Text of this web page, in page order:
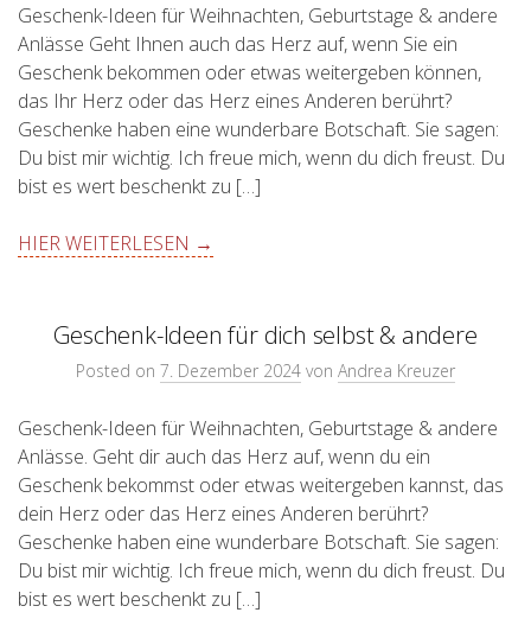
Geschenk-Ideen für Weihnachten, Geburtstage & andere
Anlässe Geht Ihnen auch das Herz auf, wenn Sie ein
Geschenk bekommen oder etwas weitergeben können,
das Ihr Herz oder das Herz eines Anderen berührt?
Geschenke haben eine wunderbare Botschaft. Sie sagen:
Du bist mir wichtig. Ich freue mich, wenn du dich freust. Du
bist es wert beschenkt zu […]
HIER WEITERLESEN →
Geschenk-Ideen für dich selbst & andere
Posted on 7. Dezember 2024 von Andrea Kreuzer
Geschenk-Ideen für Weihnachten, Geburtstage & andere
Anlässe. Geht dir auch das Herz auf, wenn du ein
Geschenk bekommst oder etwas weitergeben kannst, das
dein Herz oder das Herz eines Anderen berührt?
Geschenke haben eine wunderbare Botschaft. Sie sagen:
Du bist mir wichtig. Ich freue mich, wenn du dich freust. Du
bist es wert beschenkt zu […]